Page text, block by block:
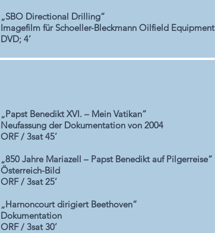
„SBO Directional Drilling“
Imagefilm für Schoeller-Bleckmann Oilfield Equipment
DVD; 4’
„Papst Benedikt XVI. – Mein Vatikan“
Neufassung der Dokumentation von 2004
ORF / 3sat 45’
„850 Jahre Mariazell – Papst Benedikt auf Pilgerreise“
Österreich-Bild
ORF / 3sat 25’
„Harnoncourt dirigiert Beethoven“
Dokumentation
ORF / 3sat 30’